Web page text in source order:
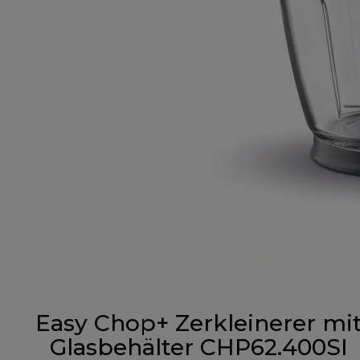
Easy Chop+ Zerkleinerer
Glasbehälter CHP62.400SI